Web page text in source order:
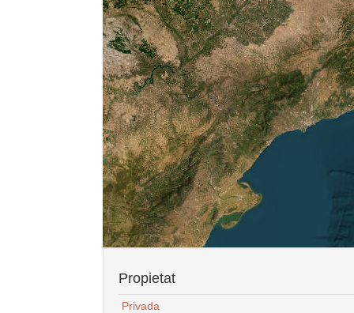
Propietat
Privada